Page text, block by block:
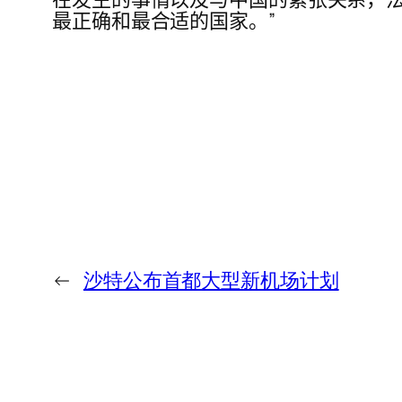
最正确和最合适的国家。”
← 沙特公布首都大型新机场计划